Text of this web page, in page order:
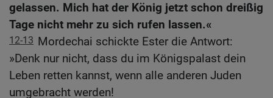
gelassen. Mich hat der König jetzt schon dreißig
Tage nicht mehr zu sich rufen lassen.«
12-13 Mordechai schickte Ester die Antwort:
»Denk nur nicht, dass du im Königspalast dein
Leben retten kannst, wenn alle anderen Juden
umgebracht werden!